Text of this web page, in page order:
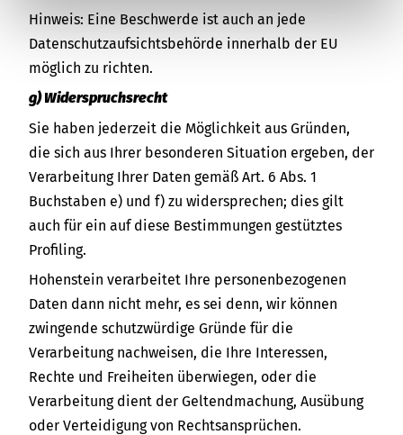
Hinweis: Eine Beschwerde ist auch an jede
Datenschutzaufsichtsbehörde innerhalb der EU
möglich zu richten.
g) Widerspruchsrecht
Sie haben jederzeit die Möglichkeit aus Gründen,
die sich aus Ihrer besonderen Situation ergeben, der
Verarbeitung Ihrer Daten gemäß Art. 6 Abs. 1
Buchstaben e) und f) zu widersprechen; dies gilt
auch für ein auf diese Bestimmungen gestütztes
Profiling.
Hohenstein verarbeitet Ihre personenbezogenen
Daten dann nicht mehr, es sei denn, wir können
zwingende schutzwürdige Gründe für die
Verarbeitung nachweisen, die Ihre Interessen,
Rechte und Freiheiten überwiegen, oder die
Verarbeitung dient der Geltendmachung, Ausübung
oder Verteidigung von Rechtsansprüchen.